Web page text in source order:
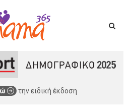
την ειδική έκδοση